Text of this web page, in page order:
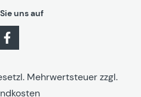
uns auf
Mehrwertsteuer zzgl.